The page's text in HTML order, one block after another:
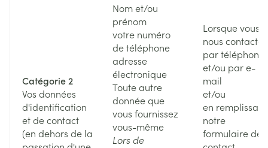
Catégorie 2
Vos données
d'identification
et de contact
(en dehors de la
Nom et/ou
prénom
votre numéro
de téléphone
adresse
électronique
Toute autre
donnée que
vous fournissez
vous-même
Lors de
Lorsque vous
nous contactez
par téléphone
et/ou par e-
mail
et/ou
en remplissant
notre
formulaire de